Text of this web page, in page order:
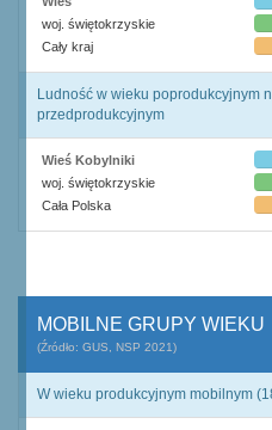
woj. świętokrzyskie
Cały kraj
Ludność w wieku poprodukcyjnym
przedprodukcyjnym
Wieś Kobylniki
woj. świętokrzyskie
Cała Polska
MOBILNE GRUPY WIEKU
(Źródło: GUS, NSP 2021)
W wieku produkcyjnym mobilnym